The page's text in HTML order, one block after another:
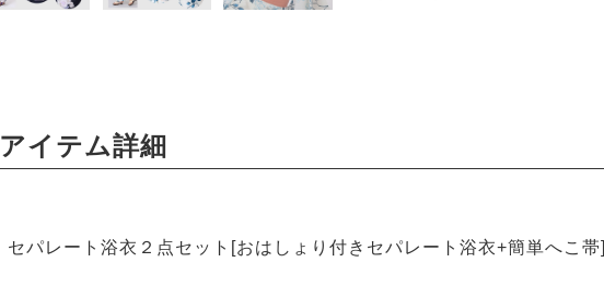
アイテム詳細
セパレート浴衣２点セット[おはしょり付きセパレート浴衣+簡単へこ帯]